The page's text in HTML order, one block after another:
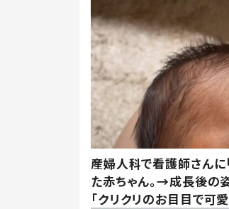
産婦人科で看護師さんに
た赤ちゃん。→成長後の
「クリクリのお目目で可愛